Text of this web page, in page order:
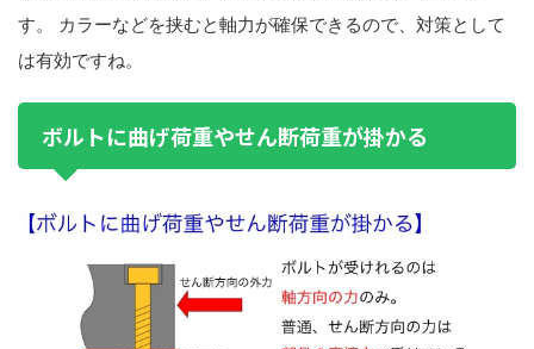
す。 カラーなどを挟むと軸力が確保できるので、対策として
は有効ですね。
ボルトに曲げ荷重やせん断荷重が掛かる